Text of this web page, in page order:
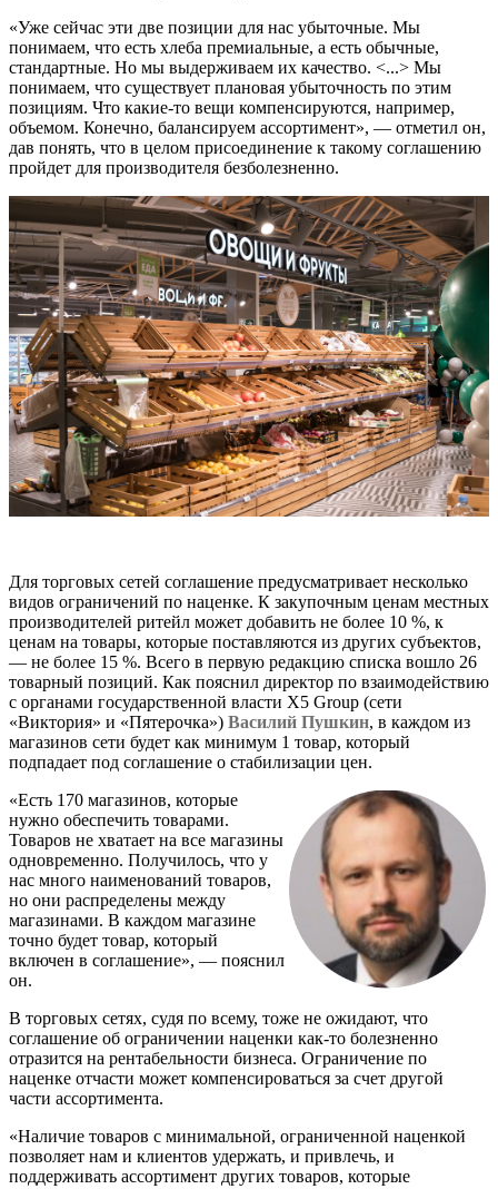
«Уже сейчас эти две позиции для нас убыточные. Мы
понимаем, что есть хлеба премиальные, а есть обычные,
стандартные. Но мы выдерживаем их качество. <...> Мы
понимаем, что существует плановая убыточность по этим
позициям. Что какие-то вещи компенсируются, например,
объемом. Конечно, балансируем ассортимент», — отметил он,
дав понять, что в целом присоединение к такому соглашению
пройдет для производителя безболезненно.
Для торговых сетей соглашение предусматривает несколько
видов ограничений по наценке. К закупочным ценам местных
производителей ритейл может добавить не более 10 %, к
ценам на товары, которые поставляются из других субъектов,
— не более 15 %. Всего в первую редакцию списка вошло 26
товарный позиций. Как пояснил директор по взаимодействию
с органами государственной власти X5 Group (сети
«Виктория» и «Пятерочка») Василий Пушкин, в каждом из
магазинов сети будет как минимум 1 товар, который
подпадает под соглашение о стабилизации цен.
«Есть 170 магазинов, которые
нужно обеспечить товарами.
Товаров не хватает на все магазины
одновременно. Получилось, что у
нас много наименований товаров,
но они распределены между
магазинами. В каждом магазине
точно будет товар, который
включен в соглашение», — пояснил
он.
В торговых сетях, судя по всему, тоже не ожидают, что
соглашение об ограничении наценки как-то болезненно
отразится на рентабельности бизнеса. Ограничение по
наценке отчасти может компенсироваться за счет другой
части ассортимента.
«Наличие товаров с минимальной, ограниченной наценкой
позволяет нам и клиентов удержать, и привлечь, и
поддерживать ассортимент других товаров, которые